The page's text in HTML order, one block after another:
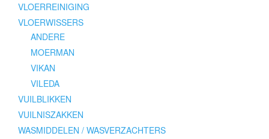
VLOERREINIGING
VLOERWISSERS
ANDERE
MOERMAN
VIKAN
VILEDA
VUILBLIKKEN
VUILNISZAKKEN
WASMIDDELEN / WASVERZACHTERS